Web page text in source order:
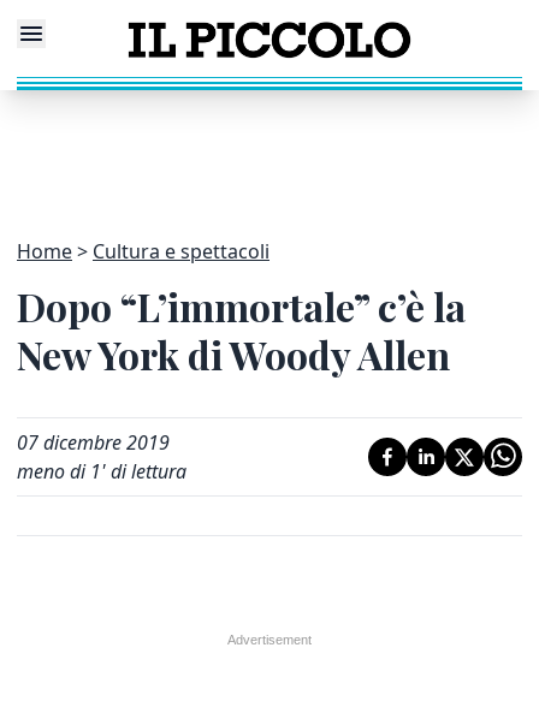
Home Cultura e spettacoli
Dopo “L’immortale” c’è la
New York di Woody Allen
07 dicembre 2019
meno di 1' di lettura